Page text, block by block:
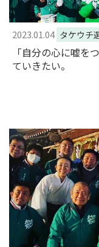
2023.01.04 タケウチ
「自分の心に嘘を
ていきたい。